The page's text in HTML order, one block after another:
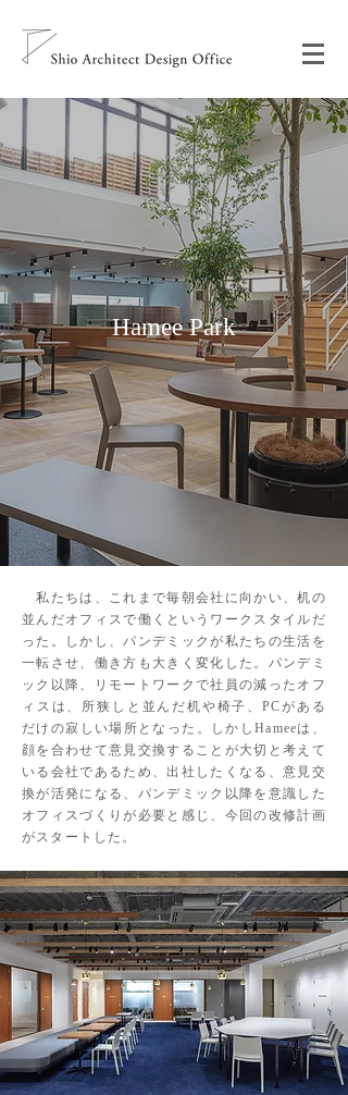
Hamee Park
私たちは、これまで毎朝会社に向かい、机の
並んだオフィスで働くというワークスタイルだ
った。しかし、パンデミックが私たちの生活を
一転させ、働き方も大きく変化した。パンデミ
ック以降、リモートワークで社員の減ったオフ
ィスは、所狭しと並んだ机や椅子、PCがある
だけの寂しい場所となった。しかしHameeは、
顔を合わせて意見交換することが大切と考えて
いる会社であるため、出社したくなる、意見交
換が活発になる、パンデミック以降を意識した
オフィスづくりが必要と感じ、今回の改修計画
がスタートした。